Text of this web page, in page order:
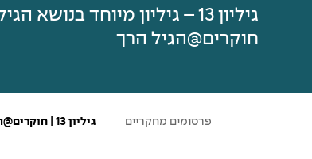
גיליון 13 – גיליון מיוחד
חוקרים@הגיל הרך
פרסומים מחקריים גיליון 13 | חוקרים@הגיל הרך – גיליון מיוחד בנושא הגיל הרך בתקופת קורונה